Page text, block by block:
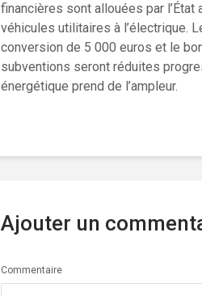
financières sont allouées par
véhicules utilitaires à l’électrique.
conversion de 5 000 euros et le
subventions seront réduites
énergétique prend de l’ampleur.
Ajouter un
Commentaire